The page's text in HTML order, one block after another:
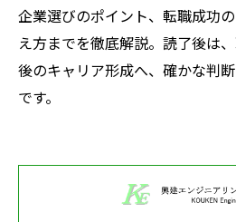
企業選びのポイント、転職成功
え方までを徹底解説。読了後は
後のキャリア形成へ、確かな判
です。